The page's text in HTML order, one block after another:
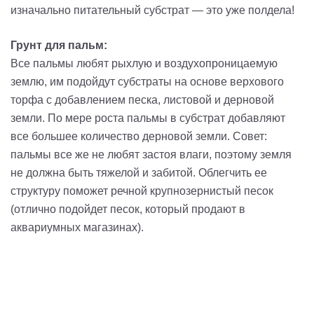
изначально питательный субстрат — это уже полдела!
Грунт для пальм:
Все пальмы любят рыхлую и воздухопроницаемую
землю, им подойдут субстраты на основе верхового
торфа с добавлением песка, листовой и дерновой
земли. По мере роста пальмы в субстрат добавляют
все большее количество дерновой земли. Совет:
пальмы все же не любят застоя влаги, поэтому земля
не должна быть тяжелой и забитой. Облегчить ее
структуру поможет речной крупнозернистый песок
(отлично подойдет песок, который продают в
аквариумных магазинах).